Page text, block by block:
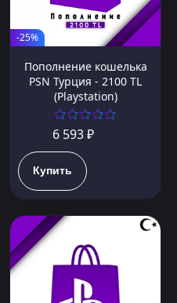
-25%
Пополнение кошелька
PSN Турция - 2100 TL
(Playstation)
6 593 ₽
Купить